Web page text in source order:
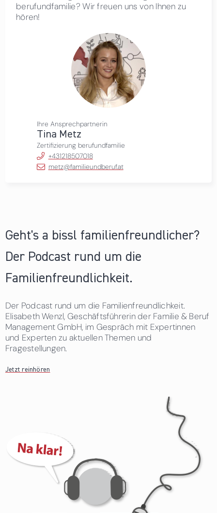
berufundfamilie? Wir freuen uns von Ihnen zu
hören!
Ihre Ansprechpartnerin
Tina Metz
Zertifizierung berufundfamilie
+431218507018
metz@familieundberuf.at
Geht's a bissl familienfreundlicher?
Der Podcast rund um die
Familienfreundlichkeit.
Der Podcast rund um die Familienfreundlichkeit.
Elisabeth Wenzl, Geschäftsführerin der Familie & Beruf
Management GmbH, im Gespräch mit Expertinnen
und Experten zu aktuellen Themen und
Fragestellungen.
Jetzt reinhören